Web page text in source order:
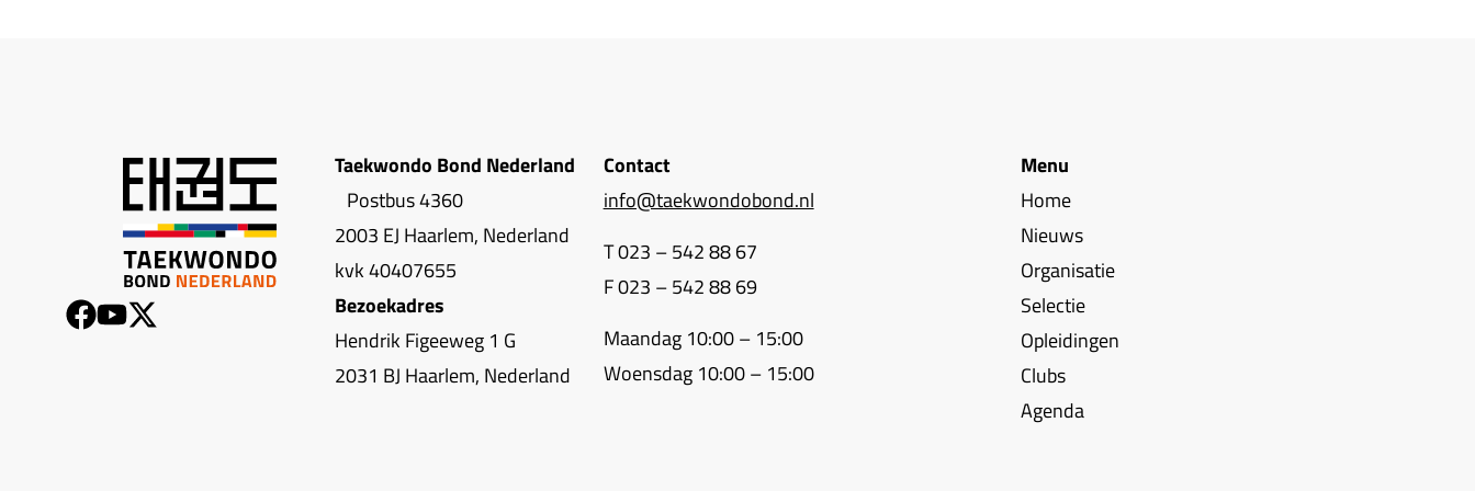
Taekwondo Bond Nederland
Postbus 4360
2003 EJ Haarlem, Nederland
kvk 40407655
Bezoekadres
Hendrik Figeeweg 1 G
2031 BJ Haarlem, Nederland
Contact
info@taekwondobond.nl
T 023 – 542 88 67
F 023 – 542 88 69
Maandag 10:00 – 15:00
Woensdag 10:00 – 15:00
Menu
Home
Nieuws
Organisatie
Selectie
Opleidingen
Clubs
Agenda